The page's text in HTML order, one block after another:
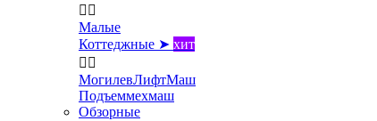
 
Малые
Коттеджные ➤ хит
 
МогилевЛифтМаш
Подъеммехмаш
Обзорные